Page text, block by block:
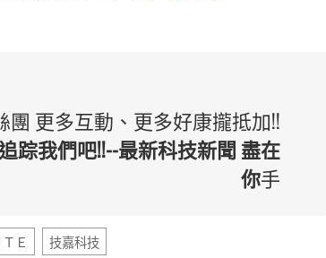
團 更多互動、更多好康攏抵加!!
踪我們吧!!--最新科技新聞 盡在
你手
Ｅ 技嘉科技